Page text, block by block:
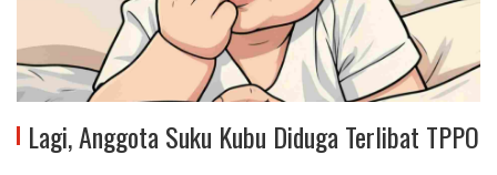
Lagi, Anggota Suku Kubu Diduga Terlibat TPPO